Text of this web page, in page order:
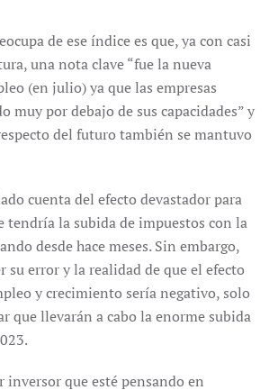
de ese índice es que, ya con casi
una nota clave “fue la nueva
(en julio) ya que las empresas
muy por debajo de sus capacidades” y
del futuro también se mantuvo
cuenta del efecto devastador para
tendría la subida de impuestos con la
desde hace meses. Sin embargo,
su error y la realidad de que el efecto
y crecimiento sería negativo, solo
que llevarán a cabo la enorme subida
que esté pensando en